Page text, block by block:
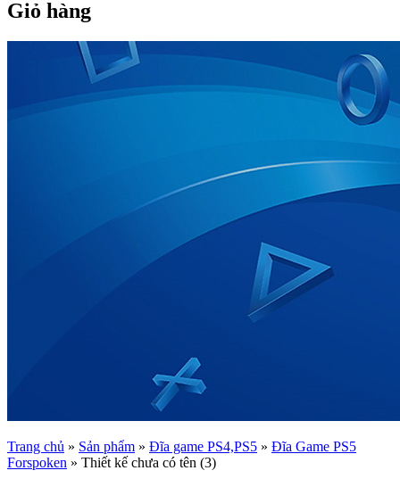
Giỏ hàng
Trang chủ » Sản phẩm » Đĩa game PS4,PS5 » Đĩa Game PS5
Forspoken » Thiết kế chưa có tên (3)